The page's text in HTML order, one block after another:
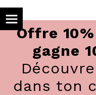
Offre 10%
gagne
dans ton